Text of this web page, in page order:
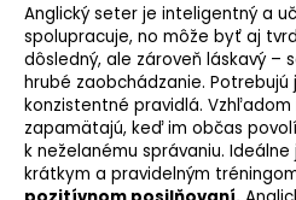
Anglický seter je inteligentný a
spolupracuje, no môže byť aj
dôsledný, ale zároveň láskavý –
hrubé zaobchádzanie.
konzistentné pravidlá.
zapamätajú, keď im občas
k neželanému správaniu.
krátkym a pravidelným